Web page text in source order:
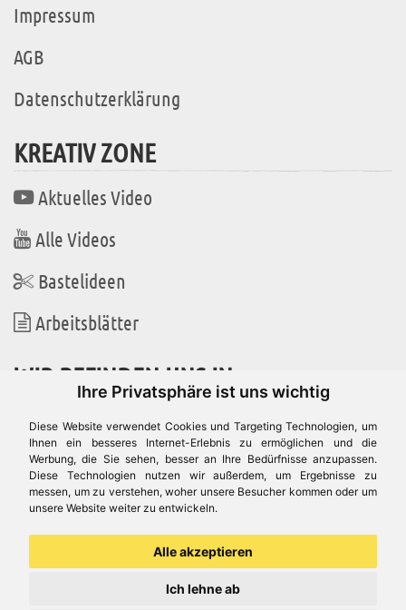
Ihre Privatsphäre ist uns wichtig
Diese Website verwendet Cookies und Targeting Technologien, um
Ihnen ein besseres Internet-Erlebnis zu ermöglichen und die
Werbung, die Sie sehen, besser an Ihre Bedürfnisse anzupassen.
Diese Technologien nutzen wir außerdem, um Ergebnisse zu
messen, um zu verstehen, woher unsere Besucher kommen oder um
unsere Website weiter zu entwickeln.
Alle akzeptieren
Ich lehne ab
Impressum
AGB
Datenschutzerklärung
KREATIV ZONE
Aktuelles Video
Alle Videos
Bastelideen
Arbeitsblätter
WIR BEFINDEN UNS IN
Es gibt uns auch in